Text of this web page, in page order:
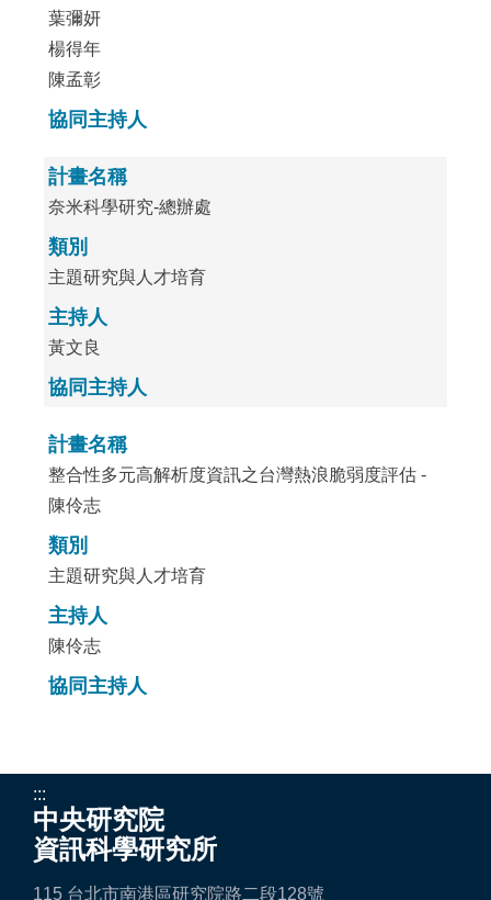
葉彌妍
楊得年
陳孟彰
協同主持人
計畫名稱
奈米科學研究-總辦處
類別
主題研究與人才培育
主持人
黃文良
協同主持人
計畫名稱
整合性多元高解析度資訊之台灣熱浪脆弱度評估 -
陳伶志
類別
主題研究與人才培育
主持人
陳伶志
協同主持人
:::
中央研究院
資訊科學研究所
115 台北市南港區研究院路二段128號